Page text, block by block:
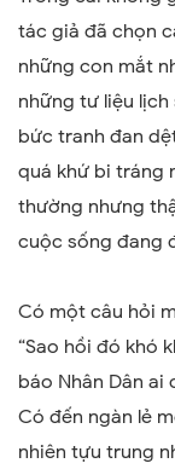
tác giả đã chọn
những con mắt
những tư liệu
bức tranh đan
quá khứ bi tráng
thường nhưng
cuộc sống đang
Có một câu hỏi
“Sao hồi đó khó
báo Nhân Dân ai
Có đến ngàn lẻ
nhiên tựu trung